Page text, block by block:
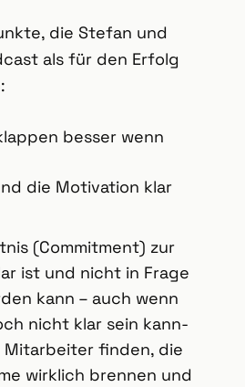
die Stefan und
als für den Erfolg
besser wenn
die Motivation klar
(Commitment) zur
ist und nicht in Frage
kann – auch wenn
nicht klar sein kann-
Mitarbeiter finden, die
wirklich brennen und